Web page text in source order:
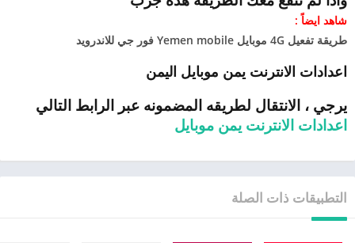
شاهد ايضاً :
طريقة تفعيل 4G موبايل Yemen mobile فور جي للاندرويد
اعدادات الانترنت يمن موبايل اليمن
يرجي ، الانتقال لطريقه المضمونه عبر الرابط التالي
اعدادات الانترنت يمن موبايل
التطبيقات ذات الصلة